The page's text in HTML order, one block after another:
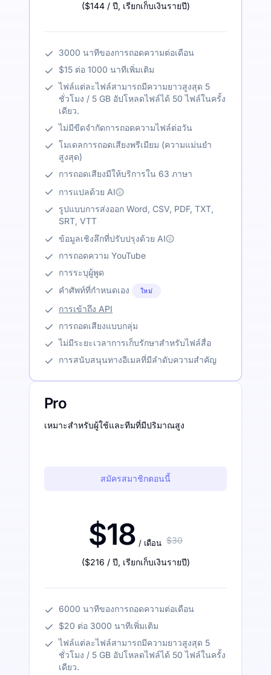
($144 / ปี, เรียกเก็บเงินรายปี)
3000 นาทีของการถอดความต่อเดือน
$15 ต่อ 1000 นาทีเพิ่มเติม
ไฟล์แต่ละไฟล์สามารถมีความยาวสูงสุด 5
ชั่วโมง / 5 GB อัปโหลดไฟล์ได้ 50 ไฟล์ในครั้ง
เดียว.
ไม่มีขีดจำกัดการถอดความไฟล์ต่อวัน
โมเดลการถอดเสียงพรีเมียม (ความแม่นยำ
สูงสุด)
การถอดเสียงมีให้บริการใน 63 ภาษา
การแปลด้วย AI
รูปแบบการส่งออก Word, CSV, PDF, TXT,
SRT, VTT
ข้อมูลเชิงลึกที่ปรับปรุงด้วย AI
การถอดความ YouTube
การระบุผู้พูด
คำศัพท์ที่กำหนดเอง
ใหม่
การเข้าถึง API
การถอดเสียงแบบกลุ่ม
ไม่มีระยะเวลาการเก็บรักษาสำหรับไฟล์สื่อ
การสนับสนุนทางอีเมลที่มีลำดับความสำคัญ
Pro
เหมาะสำหรับผู้ใช้และทีมที่มีปริมาณสูง
สมัครสมาชิกตอนนี้
$18 / เดือน $30
($216 / ปี, เรียกเก็บเงินรายปี)
6000 นาทีของการถอดความต่อเดือน
$20 ต่อ 3000 นาทีเพิ่มเติม
ไฟล์แต่ละไฟล์สามารถมีความยาวสูงสุด 5
ชั่วโมง / 5 GB อัปโหลดไฟล์ได้ 50 ไฟล์ในครั้ง
เดียว.